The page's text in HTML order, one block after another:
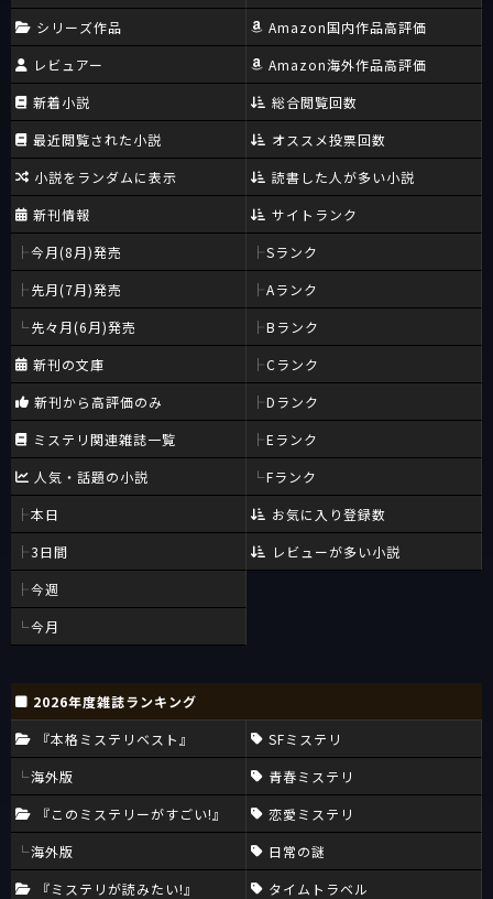
シリーズ作品
レビュアー
新着小説
最近閲覧された小説
小説をランダムに表示
新刊情報
今月(8月)発売
先月(7月)発売
先々月(6月)発売
新刊の文庫
新刊から高評価のみ
ミステリ関連雑誌一覧
人気・話題の小説
本日
3日間
今週
今月
Amazon国内作品高評価
Amazon海外作品高評価
総合閲覧回数
オススメ投票回数
読書した人が多い小説
サイトランク
Sランク
Aランク
Bランク
Cランク
Dランク
Eランク
Fランク
お気に入り登録数
レビューが多い小説
2026年度雑誌ランキング
『本格ミステリベスト』
海外版
『このミステリーがすごい!』
海外版
『ミステリが読みたい!』
SFミステリ
青春ミステリ
恋愛ミステリ
日常の謎
タイムトラベル